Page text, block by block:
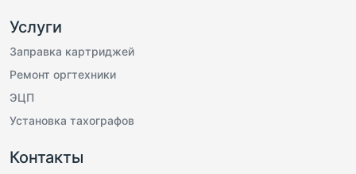
Услуги
Заправка картриджей
Ремонт оргтехники
ЭЦП
Установка тахографов
Контакты